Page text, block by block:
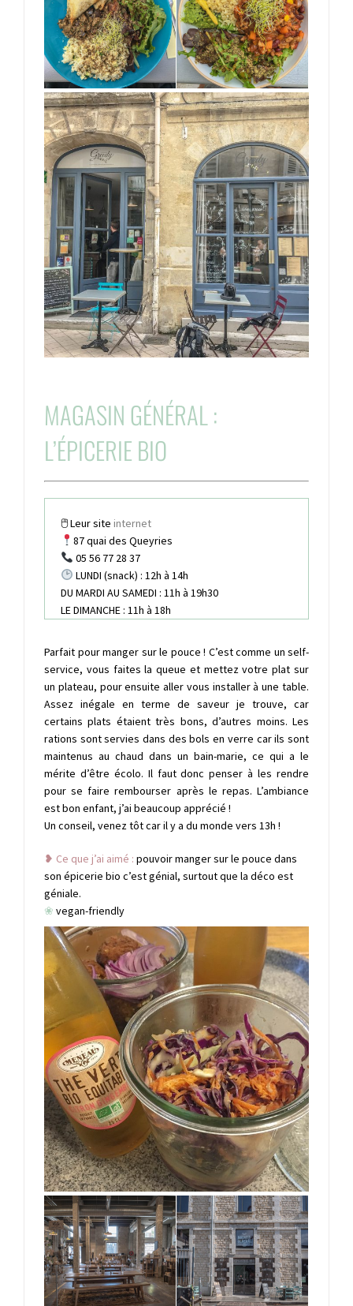
MAGASIN GÉNÉRAL :
L’ÉPICERIE BIO
🖱 Leur site internet
87quai des Queyries
05 56 77 28 37
LUNDI (snack) : 12h à 14h
DU MARDI AU SAMEDI : 11h à 19h30
LE DIMANCHE : 11h à 18h
Parfait pour manger sur le pouce ! C’est comme un self-
service, vous faites la queue et mettez votre plat sur
un plateau, pour ensuite aller vous installer à une table.
Assez inégale en terme de saveur je trouve, car
certains plats étaient très bons, d’autres moins. Les
rations sont servies dans des bols en verre car ils sont
maintenus au chaud dans un bain-marie, ce qui a le
mérite d’être écolo. Il faut donc penser à les rendre
pour se faire rembourser après le repas. L’ambiance
est bon enfant, j’ai beaucoup apprécié !
Un conseil, venez tôt car il y a du monde vers 13h !
❥ Ce que j’ai aimé : pouvoir manger sur le pouce dans
son épicerie bio c’est génial, surtout que la déco est
géniale.
❀ vegan-friendly